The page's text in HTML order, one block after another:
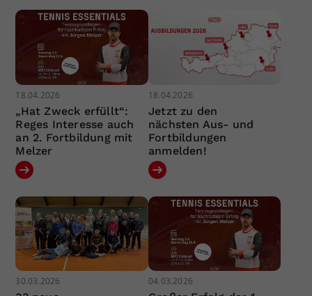
18.04.2026
„Hat Zweck erfüllt“:
Reges Interesse auch
an 2. Fortbildung mit
Melzer
18.04.2026
Jetzt zu den
nächsten Aus- und
Fortbildungen
anmelden!
30.03.2026 04.03.2026